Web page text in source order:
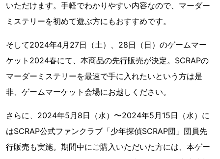
いただけます。手軽でわかりやすい内容なので、マーダー
ミステリーを初めて遊ぶ方にもおすすめです。
そして2024年4月27日（土）、28日（日）のゲームマー
ケット2024春にて、本商品の先行販売が決定。SCRAPの
マーダーミステリーを最速で手に入れたいという方は是
非、ゲームマーケット会場にお越しください。
さらに、2024年5月8日（水）〜2024年5月15日（水）に
はSCRAP公式ファンクラブ「少年探偵SCRAP団」団員先
行販売も実施。期間中にご購入いただいた方には、本ゲー